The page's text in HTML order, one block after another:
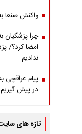
واکنش صنعا
چرا پزشکیان
امضا کرد؟/
ندادیم
پیام عراقچی
در پیش گیریم
تازه های